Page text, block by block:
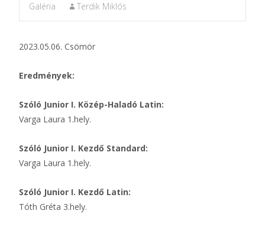
Galéria
Terdik Miklós
2023.05.06. Csömör
Eredmények:
Szóló Junior I. Közép-Haladó Latin:
Varga Laura 1.hely.
Szóló Junior I. Kezdő Standard:
Varga Laura 1.hely.
Szóló Junior I. Kezdő Latin:
Tóth Gréta 3.hely.